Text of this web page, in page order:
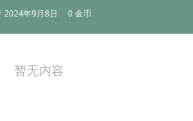
2024年9月8日 0 金币
暂无内容